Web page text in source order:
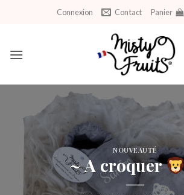
Connexion Contact Panier
NOUVEAUTÉ
~ A croquer